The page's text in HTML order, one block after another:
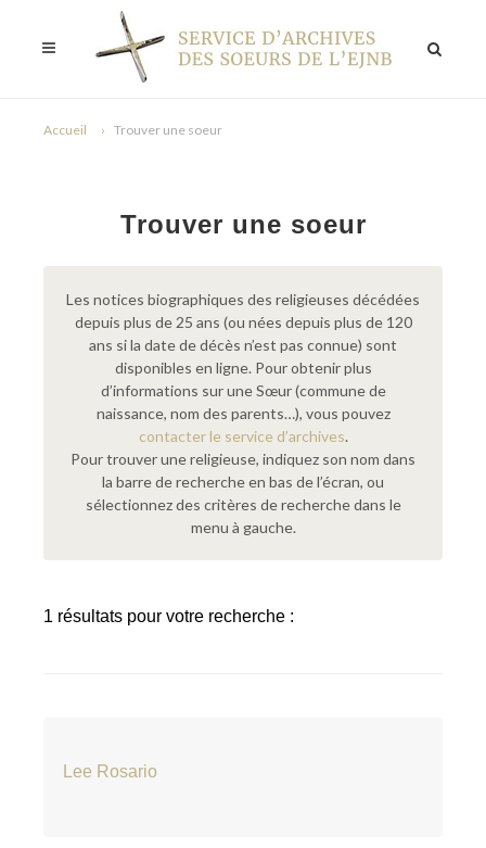
Accueil Trouver une soeur
Trouver une soeur
Les notices biographiques des religieuses décédées
depuis plus de 25 ans (ou nées depuis plus de 120
ans si la date de décès n’est pas connue) sont
disponibles en ligne. Pour obtenir plus
d’informations sur une Sœur (commune de
naissance, nom des parents…), vous pouvez
contacter le service d’archives.
Pour trouver une religieuse, indiquez son nom dans
la barre de recherche en bas de l’écran, ou
sélectionnez des critères de recherche dans le
menu à gauche.
1 résultats pour votre recherche :
Lee Rosario